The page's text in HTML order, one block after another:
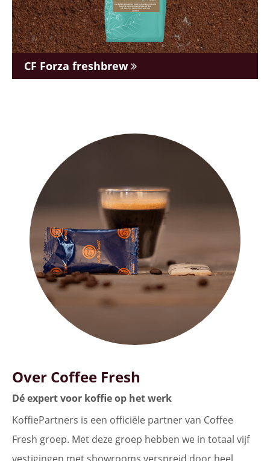
CF Forza freshbrew
Over Coffee Fresh
Dé expert voor koffie op het werk
KoffiePartners is een officiële partner van Coffee
Fresh groep. Met deze groep hebben we in totaal vijf